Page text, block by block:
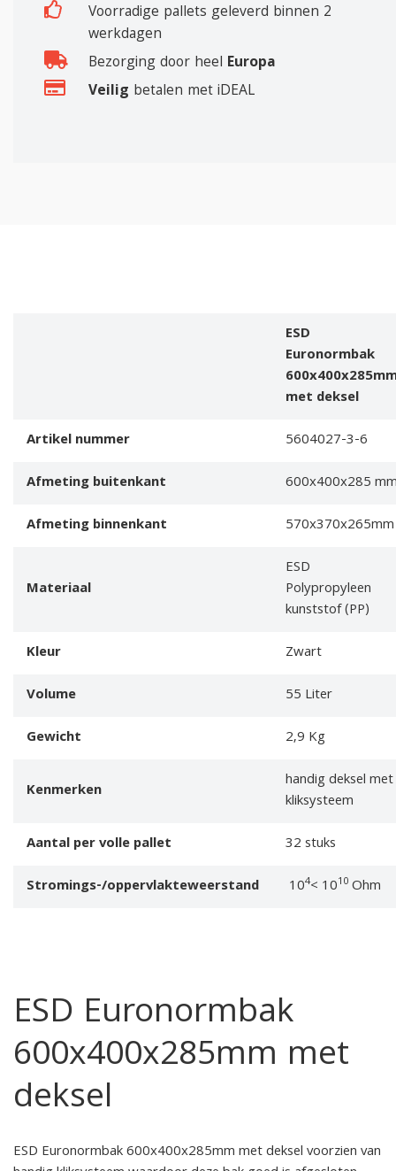
Voorradige pallets geleverd binnen 2
werkdagen
Bezorging door heel Europa
Veilig betalen met iDEAL
ESD
Euronormbak
met deksel
Artikel nummer
5604027-3-6
Afmeting buitenkant
600x400x285
Afmeting binnenkant
570x370x265mm
Materiaal
ESD
Polypropyleen
kunststof (PP)
Kleur
Zwart
Volume
55 Liter
Gewicht
2,9 Kg
Kenmerken
handig deksel met
kliksysteem
Aantal per volle pallet
32 stuks
Stromings-/oppervlakteweerstand
104< 1010 Ohm
ESD Euronormbak
600x400x285mm met
deksel
ESD Euronormbak 600x400x285mm met deksel voorzien van